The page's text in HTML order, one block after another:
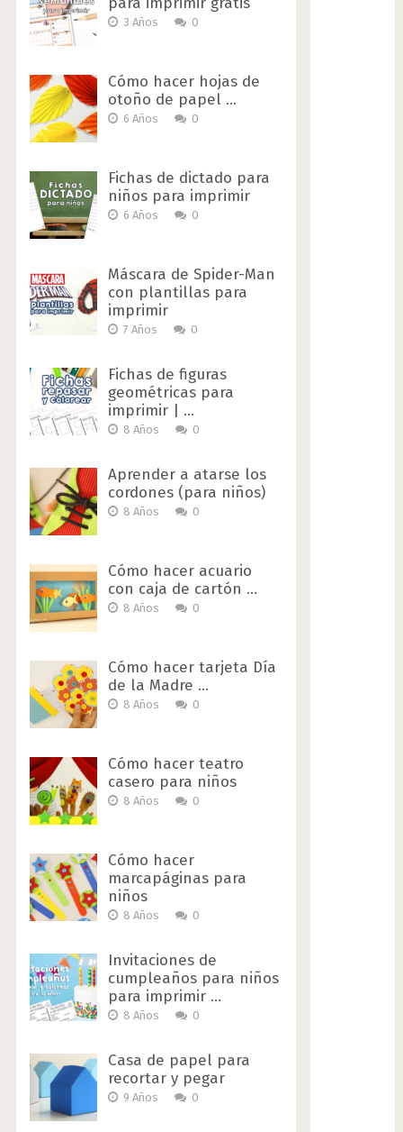
3 Años 0
Cómo hacer hojas de
otoño de papel …
6 Años 0
Fichas de dictado para
niños para imprimir
6 Años 0
Máscara de Spider-Man
con plantillas para
imprimir
7 Años 0
Fichas de figuras
geométricas para
imprimir | …
8 Años 0
Aprender a atarse los
cordones (para niños)
8 Años 0
Cómo hacer acuario
con caja de cartón …
8 Años 0
Cómo hacer tarjeta Día
de la Madre …
8 Años 0
Cómo hacer teatro
casero para niños
8 Años 0
Cómo hacer
marcapáginas para
niños
8 Años 0
Invitaciones de
cumpleaños para niños
para imprimir …
8 Años 0
Casa de papel para
recortar y pegar
9 Años 0